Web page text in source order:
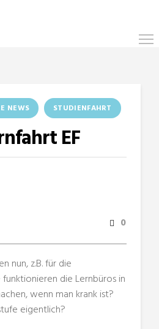
NEWS STUDIENFAHRT
EF
0
nun, z.B. für die
die Lernbüros in
wenn man krank ist?
eigentlich?